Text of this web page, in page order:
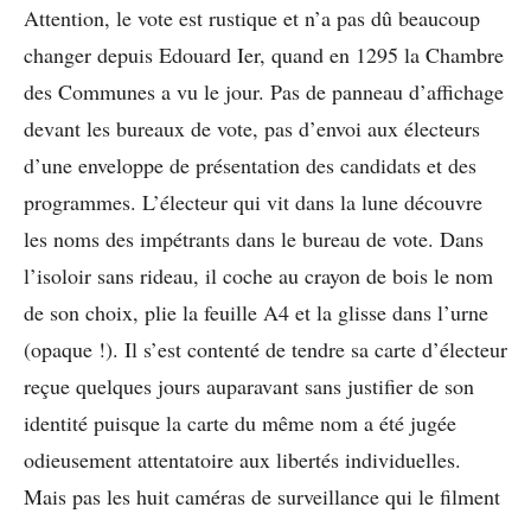
Attention, le vote est rustique et n’a pas dû beaucoup
changer depuis Edouard Ier, quand en 1295 la Chambre
des Communes a vu le jour. Pas de panneau d’affichage
devant les bureaux de vote, pas d’envoi aux électeurs
d’une enveloppe de présentation des candidats et des
programmes. L’électeur qui vit dans la lune découvre
les noms des impétrants dans le bureau de vote. Dans
l’isoloir sans rideau, il coche au crayon de bois le nom
de son choix, plie la feuille A4 et la glisse dans l’urne
(opaque !). Il s’est contenté de tendre sa carte d’électeur
reçue quelques jours auparavant sans justifier de son
identité puisque la carte du même nom a été jugée
odieusement attentatoire aux libertés individuelles.
Mais pas les huit caméras de surveillance qui le filment